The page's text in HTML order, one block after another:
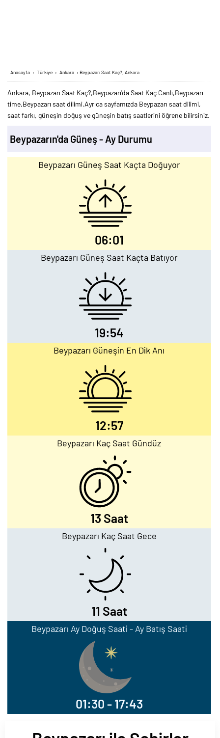
Anasayfa › Türkiye › Ankara › Beypazarı Saat Kaç?, Ankara
Ankara, Beypazarı Saat Kaç?,Beypazarı'da Saat Kaç Canlı,Beypazarı
time,Beypazarı saat dilimi.Ayrıca sayfamızda Beypazarı saat dilimi,
saat farkı, güneşin doğuş ve güneşin batış saatlerini öğrene bilirsiniz.
Beypazarın'da Güneş - Ay Durumu
Beypazarı Güneş Saat Kaçta Doğuyor
06:01
Beypazarı Güneş Saat Kaçta Batıyor
19:54
Beypazarı Güneşin En Dik Anı
12:57
Beypazarı Kaç Saat Gündüz
13 Saat
Beypazarı Kaç Saat Gece
11 Saat
Beypazarı Ay Doğuş Saati - Ay Batış Saati
01:30 - 17:43